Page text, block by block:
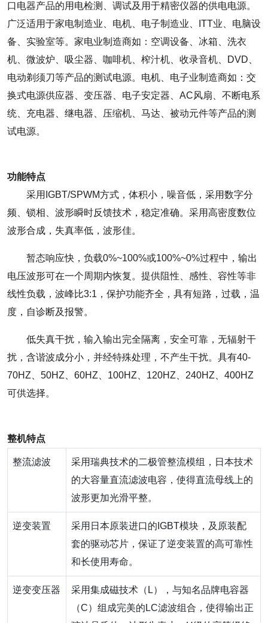
口电器产品的用电检测、调试及用于精密仪器的供电电源。
广泛适用于家电制造业、电机、电子制造业、ITT业、电脑设
备、实验室等。家电业制造商如：空调设备、冰箱、洗衣
机、微波炉、吸尘器、咖啡机、榨汁机、收录音机、DVD、
电动剃须刀等产品的测试电源。电机、电子业制造商如：交
换式电源供应器、变压器、电子安定器、AC风扇、不断电系
统、充电器、继电器、压缩机、马达、被动元件等产品的测
试电源。
功能特点
采用IGBT/SPWM方式，体积小，噪音低，采用数字分
频、锁相、波形瞬时反馈技术，稳定准确。采用高密度数位
波形合成，失真率低，波形佳。
暂态响应快，负载0%~100%或100%~0%过程中，输出
电压波形可在一个周期内恢复。提供阻性、感性、容性等非
线性负载，波峰比3:1，保护功能齐全，具有短路，过载，温
度，自诊断及报警。
低失真干扰，输入输出完全隔离，安全可靠，无辐射干
扰，含谐波成分小，并经特殊处理，不产生干扰。具有40-
70HZ、50HZ、60HZ、100HZ、120HZ、240HZ、400HZ
可供选择。
整机特点
整流滤波
采用瑞典技术的二极管整流模组，日本技术
的大容量直流滤波电容，使得直流母线上的
波形更加光滑平整。
逆变装置
采用日本原装进口的IGBT模块，及原装配
套的驱动芯片，保证了逆变装置的高可靠性
和长使用寿命。
逆变变压器
采用集成磁技术（L），与知名品牌电容器
（C）组成完美的LC滤波组合，使得输出正